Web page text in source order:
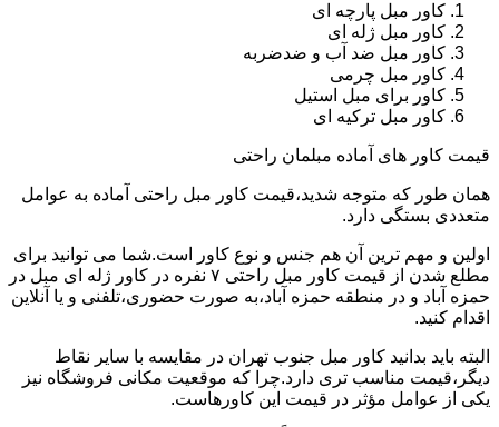
کاور مبل پارچه ای
کاور مبل ژله ای
کاور مبل ضد آب و ضدضربه
کاور مبل چرمی
کاور برای مبل استیل
کاور مبل ترکیه ای
قیمت کاور های آماده مبلمان راحتی
همان طور که متوجه شدید،قیمت کاور مبل راحتی آماده به عوامل
متعددی بستگی دارد.
اولین و مهم ترین آن هم جنس و نوع کاور است.شما می توانید برای
مطلع شدن از قیمت کاور مبل راحتی ۷ نفره در کاور ژله ای مبل در
حمزه آباد و در منطقه حمزه آباد،به صورت حضوری،تلفنی و یا آنلاین
اقدام کنید.
البته باید بدانید کاور مبل جنوب تهران در مقایسه با سایر نقاط
دیگر،قیمت مناسب تری دارد.چرا که موقعیت مکانی فروشگاه نیز
یکی از عوامل مؤثر در قیمت این کاورهاست.